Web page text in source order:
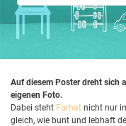
Auf diesem Poster dreht sich
eigenen Foto.
Dabei steht Farhat nicht nur
gleich, wie bunt und lebhaft